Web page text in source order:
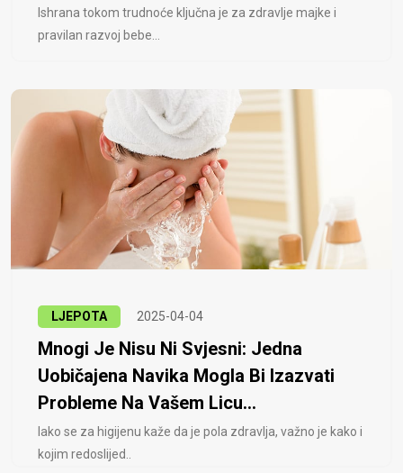
Ishrana tokom trudnoće ključna je za zdravlje majke i
pravilan razvoj bebe...
LJEPOTA 2025-04-04
Mnogi Je Nisu Ni Svjesni: Jedna
Uobičajena Navika Mogla Bi Izazvati
Probleme Na Vašem Licu...
Iako se za higijenu kaže da je pola zdravlja, važno je kako i
kojim redoslijed..